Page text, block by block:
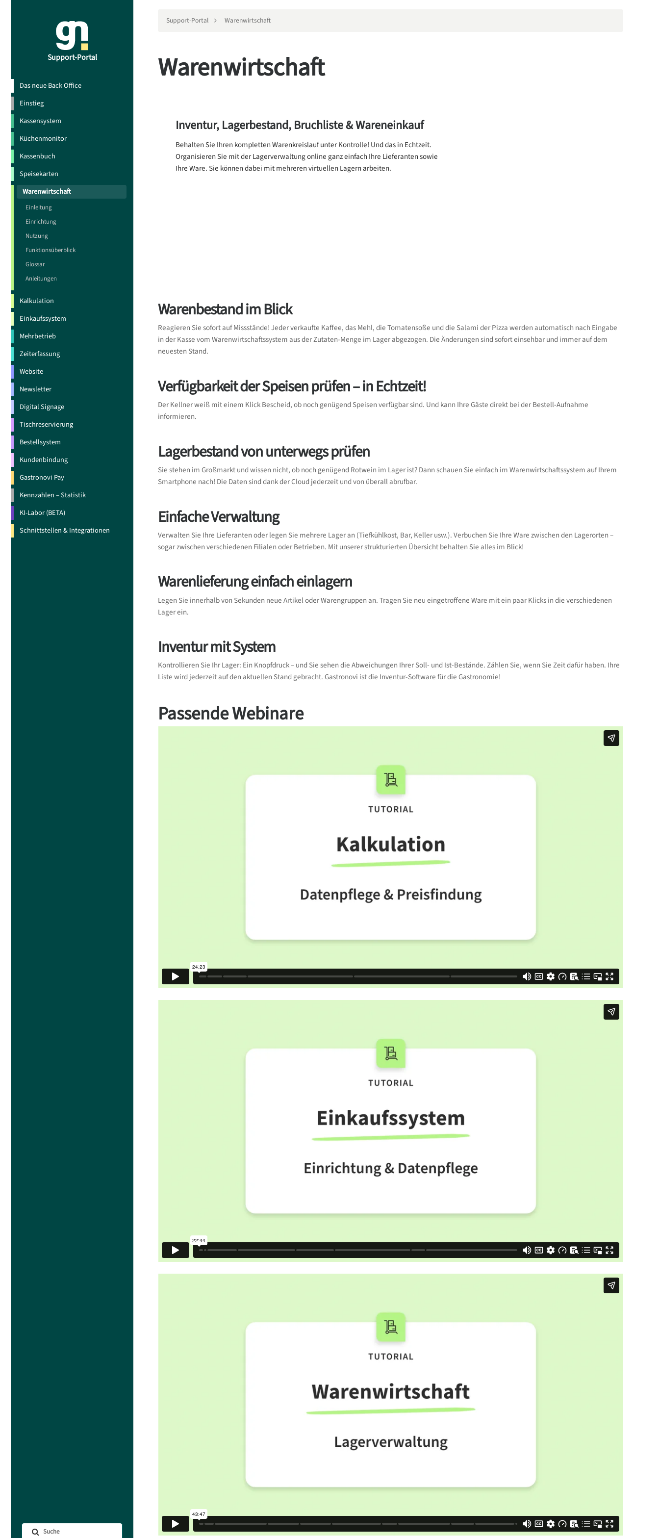
Support-Portal
Das neue Back Office
Einstieg
Kassensystem
Küchenmonitor
Kassenbuch
Speisekarten
Warenwirtschaft
Einleitung
Einrichtung
Nutzung
Funktionsüberblick
Glossar
Anleitungen
Kalkulation
Einkaufssystem
Mehrbetrieb
Zeiterfassung
Website
Newsletter
Digital Signage
Tischreservierung
Bestellsystem
Kundenbindung
Gastronovi Pay
Kennzahlen – Statistik
KI-Labor (BETA)
Schnittstellen & Integrationen
Support-Portal Warenwirtschaft
Warenwirtschaft
Inventur, Lagerbestand, Bruchliste & Wareneinkauf
Behalten Sie Ihren kompletten Warenkreislauf unter Kontrolle! Und das in Echtzeit.
Organisieren Sie mit der Lagerverwaltung online ganz einfach Ihre Lieferanten sowie
Ihre Ware. Sie können dabei mit mehreren virtuellen Lagern arbeiten.
Warenbestand im Blick
Reagieren Sie sofort auf Missstände! Jeder verkaufte Kaffee, das Mehl, die Tomatensoße und die Salami der Pizza werden automatisch nach Eingabe
in der Kasse vom Warenwirtschaftssystem aus der Zutaten-Menge im Lager abgezogen. Die Änderungen sind sofort einsehbar und immer auf dem
neuesten Stand.
Verfügbarkeit der Speisen prüfen – in Echtzeit!
Der Kellner weiß mit einem Klick Bescheid, ob noch genügend Speisen verfügbar sind. Und kann Ihre Gäste direkt bei der Bestell-Aufnahme
informieren.
Lagerbestand von unterwegs prüfen
Sie stehen im Großmarkt und wissen nicht, ob noch genügend Rotwein im Lager ist? Dann schauen Sie einfach im Warenwirtschaftssystem auf Ihrem
Smartphone nach! Die Daten sind dank der Cloud jederzeit und von überall abrufbar.
Einfache Verwaltung
Verwalten Sie Ihre Lieferanten oder legen Sie mehrere Lager an (Tiefkühlkost, Bar, Keller usw.). Verbuchen Sie Ihre Ware zwischen den Lagerorten –
sogar zwischen verschiedenen Filialen oder Betrieben. Mit unserer strukturierten Übersicht behalten Sie alles im Blick!
Warenlieferung einfach einlagern
Legen Sie innerhalb von Sekunden neue Artikel oder Warengruppen an. Tragen Sie neu eingetroffene Ware mit ein paar Klicks in die verschiedenen
Lager ein.
Inventur mit System
Kontrollieren Sie Ihr Lager: Ein Knopfdruck – und Sie sehen die Abweichungen Ihrer Soll- und Ist-Bestände. Zählen Sie, wenn Sie Zeit dafür haben. Ihre
Liste wird jederzeit auf den aktuellen Stand gebracht. Gastronovi ist die Inventur-Software für die Gastronomie!
Passende Webinare